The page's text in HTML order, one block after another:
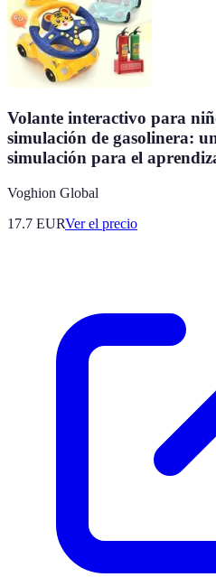
Volante interactivo para
simulación de gasolinera:
simulación para el
Voghion Global
17.7 EURVer el precio